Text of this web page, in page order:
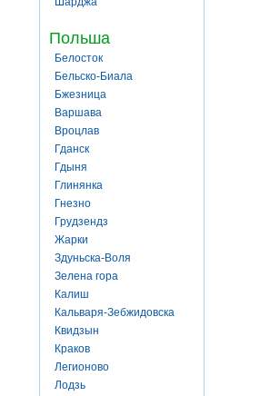
Польша
Белосток
Бельско-Биала
Бжезница
Варшава
Вроцлав
Гданск
Гдыня
Глинянка
Гнезно
Грудзендз
Жарки
Здуньска-Воля
Зелена гора
Калиш
Кальваря-Зебжидовска
Квидзын
Краков
Легионово
Лодзь